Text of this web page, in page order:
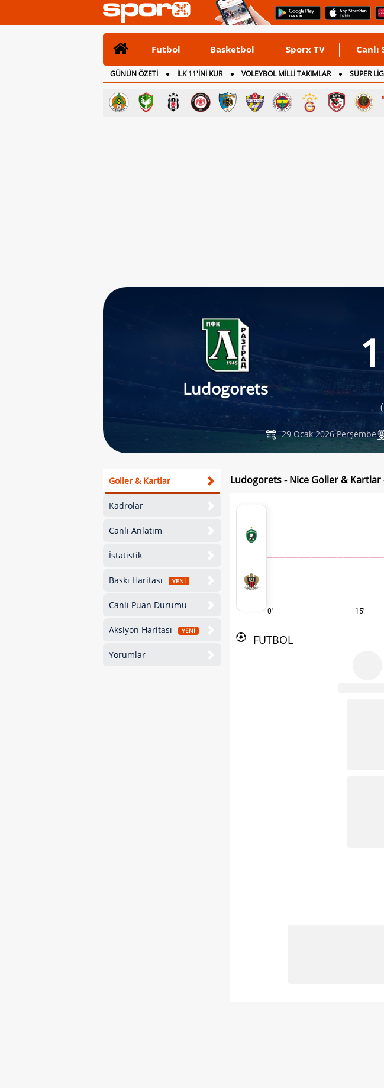
Futbol Basketbol Sporx TV Canlı
GÜNÜN ÖZETİ İLK 11'İNİ KUR VOLEYBOL MİLLİ TAKIMLAR SÜPER LİG
CANLI ANLATIM
İNGİLTERE
Ludogorets
29 Ocak 2026 Perşembe
Goller & Kartlar
Kadrolar
Canlı Anlatım
İstatistik
Baskı Haritası YENİ
Canlı Puan Durumu
Aksiyon Haritası YENİ
Yorumlar
Ludogorets - Nice Goller & Kartlar
0' 15'
FUTBOL